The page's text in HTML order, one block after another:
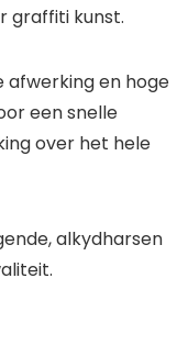
graffiti kunst.
afwerking en hoge
een snelle
over het hele
alkydharsen